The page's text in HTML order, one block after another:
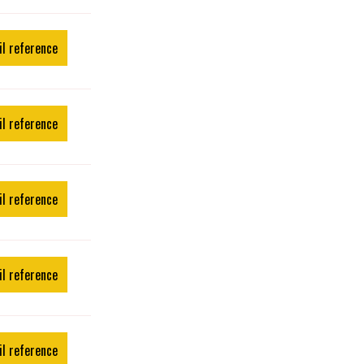
reference
reference
reference
reference
reference